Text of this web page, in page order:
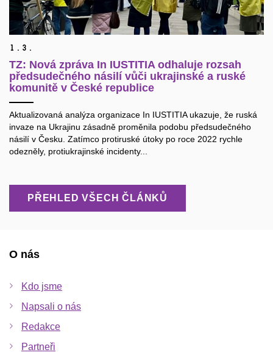
1. 3.
TZ: Nová zpráva In IUSTITIA odhaluje rozsah
předsudečného násilí vůči ukrajinské a ruské
komunitě v České republice
Aktualizovaná analýza organizace In IUSTITIA ukazuje, že ruská
invaze na Ukrajinu zásadně proměnila podobu předsudečného
násilí v Česku. Zatímco protiruské útoky po roce 2022 rychle
odezněly, protiukrajinské incidenty...
PŘEHLED VŠECH ČLÁNKŮ
O nás
Kdo jsme
Napsali o nás
Redakce
Partneři